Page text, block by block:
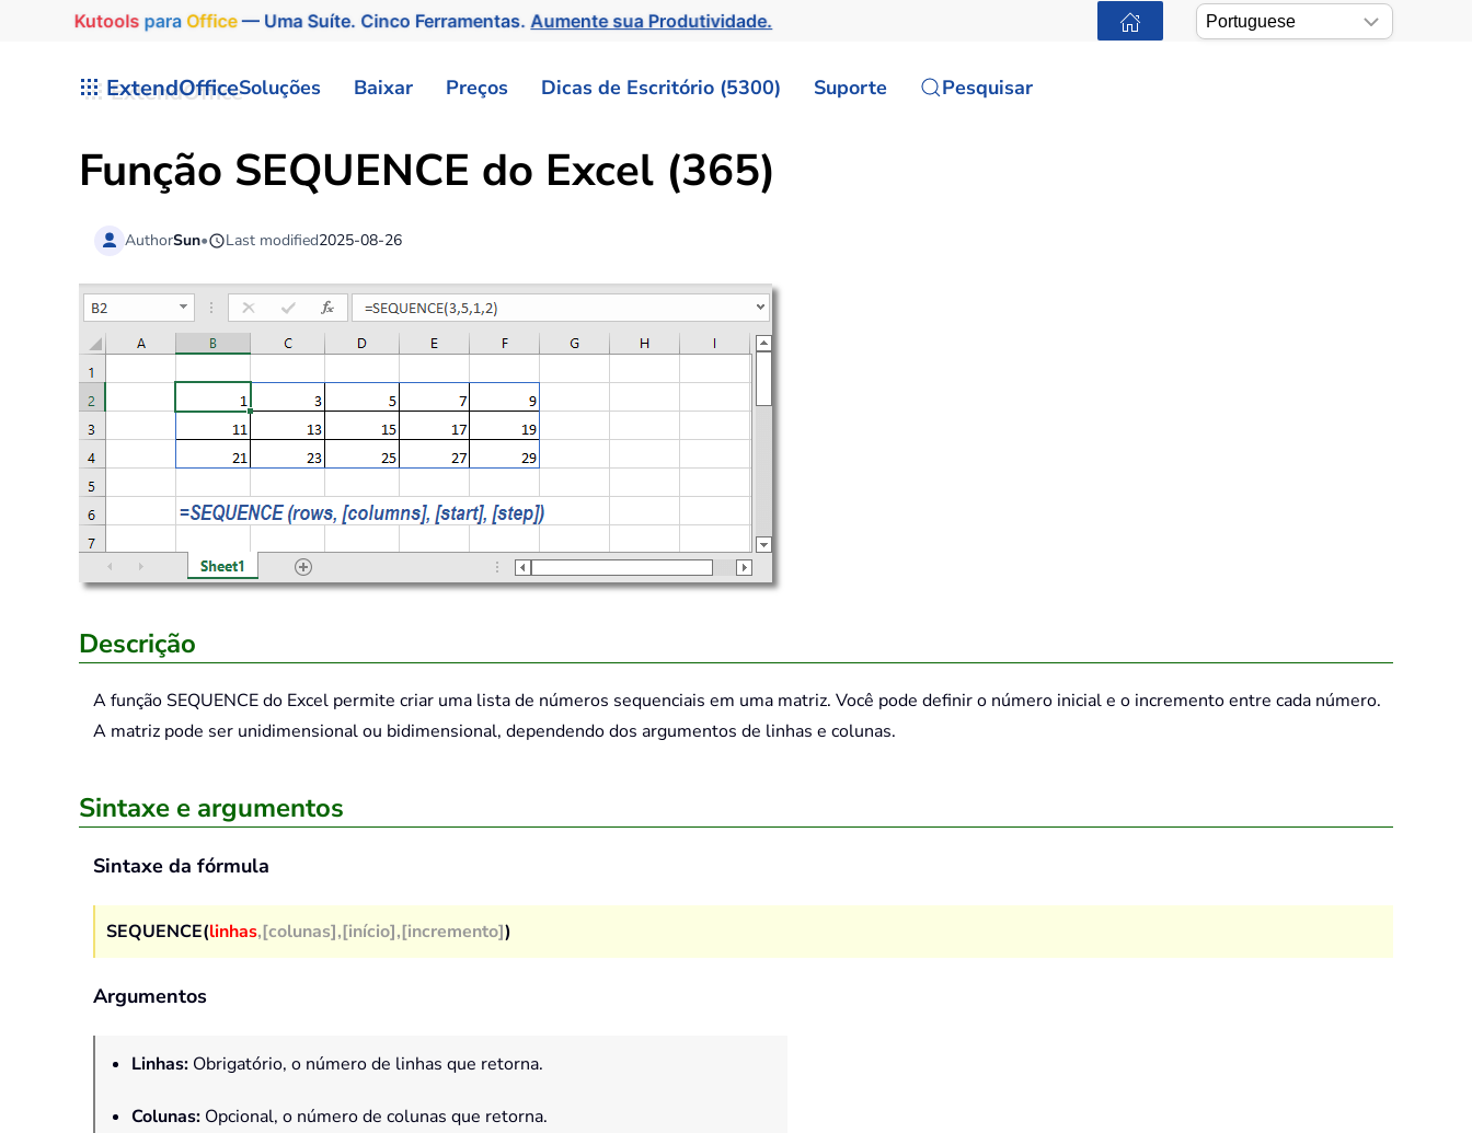
Kutools para Office— Uma Suíte. Cinco Ferramentas.Aumente sua Produtividade.
ExtendOfficeSoluções Baixar Preços Dicas de Escritório (5300) Suporte Pesquisar
Função SEQUENCE do Excel (365)
AuthorSun• Last modified2025-08-26
Descrição
A função SEQUENCEdo Excel permite criar uma lista de números sequenciais em uma matriz. Você pode definir o número inicial e o incremento entre cada número.
A matriz pode ser unidimensional ou bidimensional, dependendo dos argumentos de linhas e colunas.
Sintaxe e argumentos
Sintaxe da fórmula
SEQUENCE(linhas,[colunas],[início],[incremento])
Argumentos
Linhas: Obrigatório, o número de linhas que retorna.
Colunas: Opcional, o número de colunas que retorna.